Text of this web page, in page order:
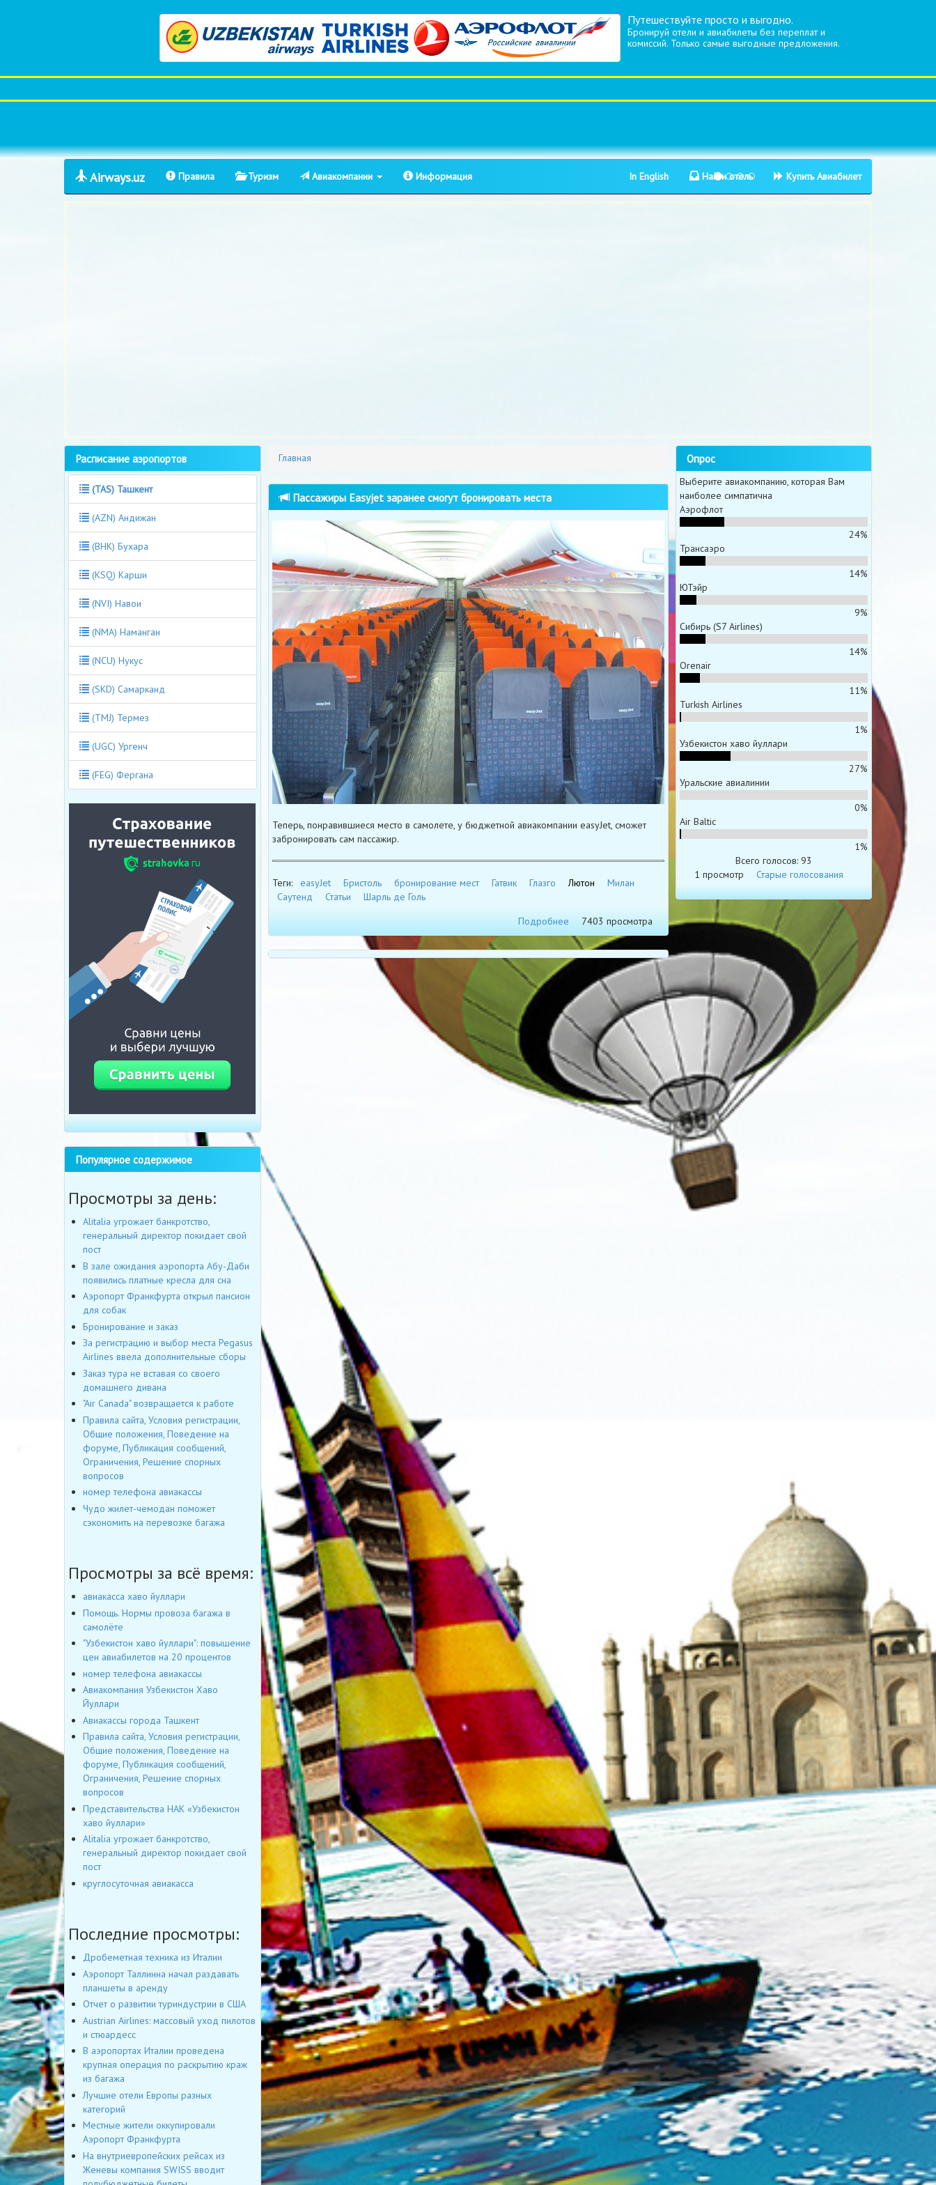
Путешествуйте просто и выгодно.
Бронируй отели и авиабилеты без переплат и
комиссий. Только самые выгодные предложения.
Airways.uz Правила Туризм Авиакомпании Информация In English Найти отель Купить Авиабилет
Главная
Пассажиры Easyjet заранее смогут бронировать места
Теперь, понравившиеся место в самолете, у бюджетной авиакомпании easyJet, сможет
забронировать сам пассажир.
Теги: easyJet Бристоль бронирование мест Гатвик Глазго Лютон
Милан
Саутенд
Статьи
Шарль де Голь
Подробнее
7403 просмотра
Расписание аэропортов
(TAS) Ташкент
(AZN) Андижан
(BHK) Бухара
(KSQ) Карши
(NVI) Навои
(NMA) Наманган
(NCU) Нукус
(SKD) Самарканд
(TMJ) Термез
(UGC) Ургенч
(FEG) Фергана
Популярное содержимое
Просмотры за день:
Alitalia угрожает банкротство,
генеральный директор покидает свой
пост
В зале ожидания аэропорта Абу-Даби
появились платные кресла для сна
Аэропорт Франкфурта открыл пансион
для собак
Бронирование и заказ
За регистрацию и выбор места Pegasus
Airlines ввела дополнительные сборы
Заказ тура не вставая со своего
домашнего дивана
"Air Canada" возвращается к работе
Правила сайта, Условия регистрации,
Общие положения, Поведение на
форуме, Публикация сообщений,
Ограничения, Решение спорных
вопросов
номер телефона авиакассы
Чудо жилет-чемодан поможет
сэкономить на перевозке багажа
Просмотры за всё время:
авиакасса хаво йуллари
Помощь. Нормы провоза багажа в
самолёте
"Узбекистон хаво йуллари": повышение
цен авиабилетов на 20 процентов
номер телефона авиакассы
Авиакомпания Узбекистон Хаво
Йуллари
Авиакассы города Ташкент
Правила сайта, Условия регистрации,
Общие положения, Поведение на
форуме, Публикация сообщений,
Ограничения, Решение спорных
вопросов
Представительства НАК «Узбекистон
хаво йуллари»
Alitalia угрожает банкротство,
генеральный директор покидает свой
пост
круглосуточная авиакасса
Последние просмотры:
Дробеметная техника из Италии
Аэропорт Таллинна начал раздавать
планшеты в аренду
Отчет о развитии туриндустрии в США
Austrian Airlines: массовый уход пилотов
и стюардесс
В аэропортах Италии проведена
крупная операция по раскрытию краж
из багажа
Лучшие отели Европы разных
категорий
Местные жители оккупировали
Аэропорт Франкфурта
На внутриевропейских рейсах из
Женевы компания SWISS вводит
Опрос
Выберите авиакомпанию, которая Вам
наиболее симпатична
Аэрофлот
24%
Трансаэро
14%
ЮТэйр
9%
Сибирь (S7 Airlines)
14%
Orenair
11%
Turkish Airlines
1%
Узбекистон хаво йуллари
27%
Уральские авиалинии
0%
Air Baltic
1%
Всего голосов: 93
1 просмотр
Старые голосования